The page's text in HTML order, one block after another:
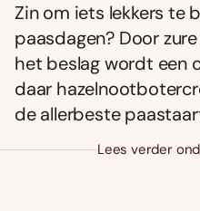
Zin om iets lekkers te
paasdagen? Door
het beslag wordt een
daar
de allerbeste
Lees verder